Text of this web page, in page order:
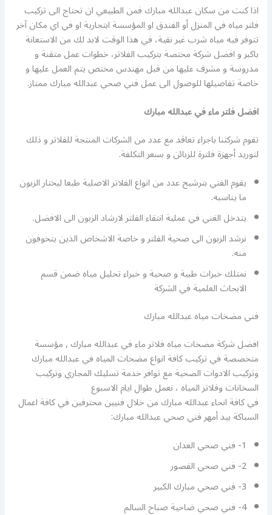
اذا كنت من سكان عبدالله مبارك فمن الطبيعي ان تحتاج الى تركيب
فلتر مياه في المنزل أو الفندق او المؤسسة ابتجارية او في اي مكان آخر
تتوفر فيه مياه شرب غير نقية، في هذا الوقت لابد لك من الاستعانة
باكبر و افضل شركة مختصة بتركيب الفلاتر، خطوات عمل متقنة و
مدروسة و مشرف عليها من قبل مهندس مختص يتم العمل عليها و
خاصة تفاصيلها للوصول الى عمل فني صحي عبدالله مبارك ممتاز.
افضل فلتر ماء في عبدالله مبارك
تقوم شركتنا باجراء تعاقد مع عدد من الشركات المنتجة للفلاتر و ذلك
لتوريد أجهزة فلترة للزبائن و بسعر التكلفة.
يقوم الفني بترشيح عدد من انواع الفلاتر الاصلية طبعا ليختار الزبون
ما يناسبه.
يتدخل الغني في عملية انتقاء الفلتر لارشاد الزبون الى الافضل.
نرشد الزبون الى صحية الفلتر و خاصة الاشخاص الذين يتخوفون
منه.
نمتلك خبرات طبية و صحية و خبراء تحليل مياه ضمن قسم
الابحاث العلمية في الشركة
فني مضخات مياه عبدالله مبارك
افضل شركة مضخات مياه فلاتر ماء في عبدالله مبارك , مؤسسة
متخصصة في تركيب كافة انواع مضخات المياه في عبدالله مبارك
وتركيب الادوات الصحية مع توافر خدمة تسليك المجاري وتركيب
السخانات وفلاتر المياه ، نعمل طوال ايام الاسبوع
في كافة انحاء عبدالله مبارك من خلال فنيين محترفين في كافة اعمال
السباكة بيد أمهر فني صحي عبدالله مبارك:
1- فني صحي العدان
2- فني صحي القصور
3- فني صحي مبارك الكبير
4- فني صحي ضاحية صباح السالم